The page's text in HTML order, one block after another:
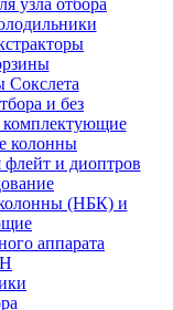
Сокслета
и без
колонны
и диоптров
(НБК) и
аппарата